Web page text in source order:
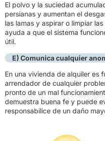
El polvo y la suciedad
persianas y aumentan el
las lamas y aspirar o limpiar
ayuda a que el sistema
útil.
E) Comunica cualquier
En una vivienda de alquiler es
arrendador de cualquier
pronto de un mal
demuestra buena fe y puede
responsabilice de un daño